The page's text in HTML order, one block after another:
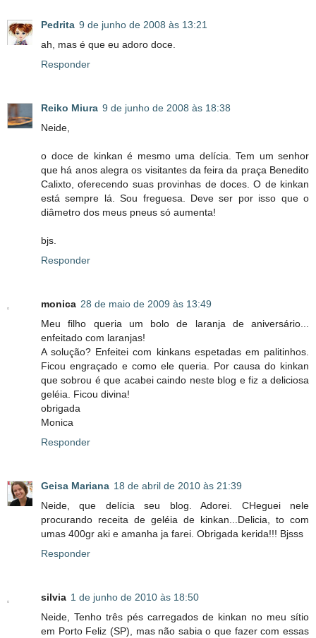
Pedrita 9 de junho de 2008 às 13:21
ah, mas é que eu adoro doce.
Responder
Reiko Miura 9 de junho de 2008 às 18:38
Neide,
o doce de kinkan é mesmo uma delícia. Tem um senhor
que há anos alegra os visitantes da feira da praça Benedito
Calixto, oferecendo suas provinhas de doces. O de kinkan
está sempre lá. Sou freguesa. Deve ser por isso que o
diâmetro dos meus pneus só aumenta!
bjs.
Responder
monica 28 de maio de 2009 às 13:49
Meu filho queria um bolo de laranja de aniversário...
enfeitado com laranjas!
A solução? Enfeitei com kinkans espetadas em palitinhos.
Ficou engraçado e como ele queria. Por causa do kinkan
que sobrou é que acabei caindo neste blog e fiz a deliciosa
geléia. Ficou divina!
obrigada
Monica
Responder
Geisa Mariana 18 de abril de 2010 às 21:39
Neide, que delícia seu blog. Adorei. CHeguei nele
procurando receita de geléia de kinkan...Delicia, to com
umas 400gr aki e amanha ja farei. Obrigada kerida!!! Bjsss
Responder
silvia 1 de junho de 2010 às 18:50
Neide, Tenho três pés carregados de kinkan no meu sítio
em Porto Feliz (SP), mas não sabia o que fazer com essas